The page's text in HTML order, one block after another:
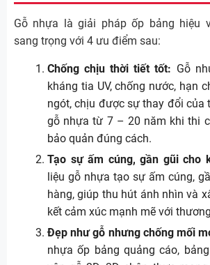
Gỗ nhựa là giải pháp ốp bảng hiệu
sang trọng với 4 ưu điểm sau:
Chống chịu thời tiết tốt: Gỗ
kháng tia UV, chống nước, hạn
ngót, chịu được sự thay đổi của
gỗ nhựa từ 7 – 20 năm khi thi
bảo quản đúng cách.
Tạo sự ấm cúng, gần gũi cho
liệu gỗ nhựa tạo sự ấm cúng,
hàng, giúp thu hút ánh nhìn và
kết cảm xúc mạnh mẽ với
Đẹp như gỗ nhưng chống mối
nhựa ốp bảng quảng cáo,